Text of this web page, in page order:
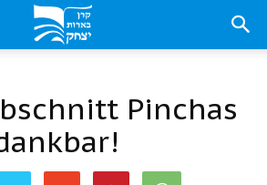
Pinchas